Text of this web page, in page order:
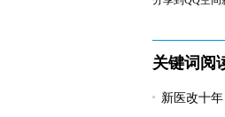
关键词阅
新医改十